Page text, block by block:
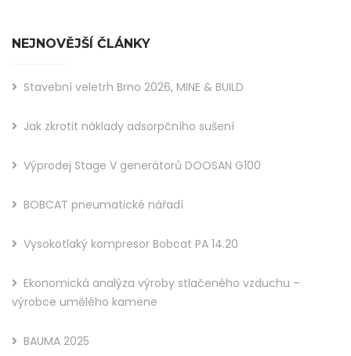
NEJNOVĚJŠÍ ČLÁNKY
Stavební veletrh Brno 2026, MINE & BUILD
Jak zkrotit náklady adsorpčního sušení
Výprodej Stage V generátorů DOOSAN G100
BOBCAT pneumatické nářadí
Vysokotlaký kompresor Bobcat PA 14.20
Ekonomická analýza výroby stlačeného vzduchu –
výrobce umělého kamene
BAUMA 2025